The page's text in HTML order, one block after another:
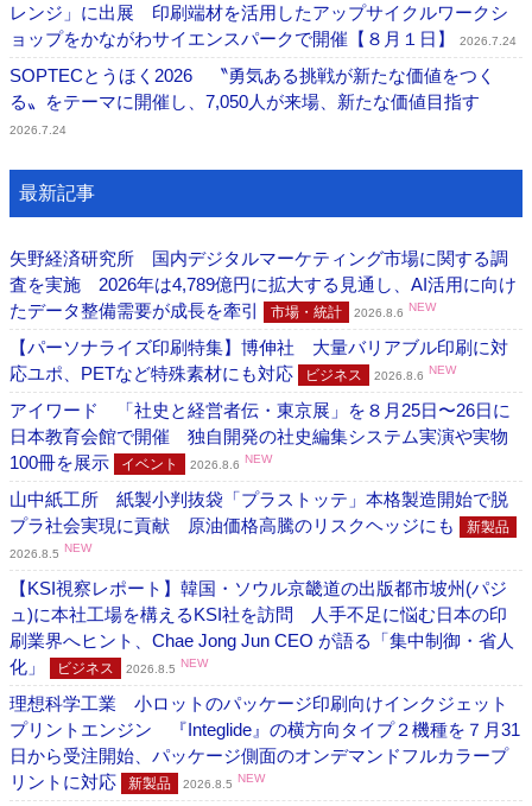
レンジ」に出展 印刷端材を活用したアップサイクルワークシ
ョップをかながわサイエンスパークで開催【８月１日】
2026.7.24
SOPTECとうほく2026 〝勇気ある挑戦が新たな価値をつく
る〟をテーマに開催し、7,050人が来場、新たな価値目指す
2026.7.24
最新記事
矢野経済研究所 国内デジタルマーケティング市場に関する調
査を実施 2026年は4,789億円に拡大する見通し、AI活用に向け
たデータ整備需要が成長を牽引
市場・統計 2026.8.6 NEW
【パーソナライズ印刷特集】博伸社 大量バリアブル印刷に対
応ユポ、PETなど特殊素材にも対応
ビジネス 2026.8.6 NEW
アイワード 「社史と経営者伝・東京展」を８月25日〜26日に
日本教育会館で開催 独自開発の社史編集システム実演や実物
100冊を展示
イベント 2026.8.6 NEW
山中紙工所 紙製小判抜袋「プラストッテ」本格製造開始で脱
プラ社会実現に貢献 原油価格高騰のリスクヘッジにも
新製品
2026.8.5 NEW
【KSI視察レポート】韓国・ソウル京畿道の出版都市坡州(パジ
ュ)に本社工場を構えるKSI社を訪問 人手不足に悩む日本の印
刷業界へヒント、Chae Jong Jun CEO が語る「集中制御・省人
化」
ビジネス 2026.8.5 NEW
理想科学工業 小ロットのパッケージ印刷向けインクジェット
プリントエンジン 『Integlide』の横方向タイプ２機種を７月31
日から受注開始、パッケージ側面のオンデマンドフルカラープ
リントに対応
新製品 2026.8.5 NEW